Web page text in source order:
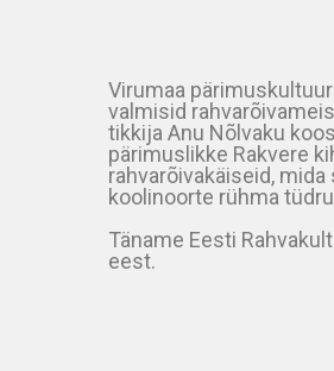
Virumaa
valmisid
tikkija Anu Nõlvaku
pärimuslikke Rakvere
rahvarõivakäiseid, mida
koolinoorte rühma
Täname Eesti
eest.